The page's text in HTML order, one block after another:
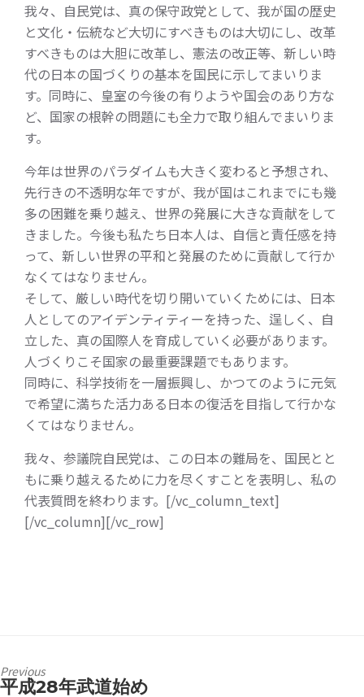
我々、自民党は、真の保守政党として、我が国の歴史
と文化・伝統など大切にすべきものは大切にし、改革
すべきものは大胆に改革し、憲法の改正等、新しい時
代の日本の国づくりの基本を国民に示してまいりま
す。同時に、皇室の今後の有りようや国会のあり方な
ど、国家の根幹の問題にも全力で取り組んでまいりま
す。
今年は世界のパラダイムも大きく変わると予想され、
先行きの不透明な年ですが、我が国はこれまでにも幾
多の困難を乗り越え、世界の発展に大きな貢献をして
きました。今後も私たち日本人は、自信と責任感を持
って、新しい世界の平和と発展のために貢献して行か
なくてはなりません。
そして、厳しい時代を切り開いていくためには、日本
人としてのアイデンティティーを持った、逞しく、自
立した、真の国際人を育成していく必要があります。
人づくりこそ国家の最重要課題でもあります。
同時に、科学技術を一層振興し、かつてのように元気
で希望に満ちた活力ある日本の復活を目指して行かな
くてはなりません。
我々、参議院自民党は、この日本の難局を、国民とと
もに乗り越えるために力を尽くすことを表明し、私の
代表質問を終わります。[/vc_column_text]
[/vc_column][/vc_row]
Previous
Previous
平成28年武道始め